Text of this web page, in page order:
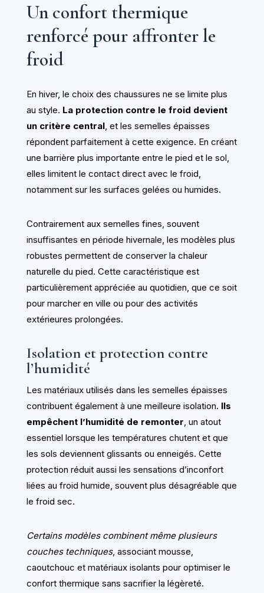
Un confort thermique
renforcé pour affronter le
froid
En hiver, le choix des chaussures ne se limite plus
au style. La protection contre le froid devient
un critère central, et les semelles épaisses
répondent parfaitement à cette exigence. En créant
une barrière plus importante entre le pied et le sol,
elles limitent le contact direct avec le froid,
notamment sur les surfaces gelées ou humides.
Contrairement aux semelles fines, souvent
insuffisantes en période hivernale, les modèles plus
robustes permettent de conserver la chaleur
naturelle du pied. Cette caractéristique est
particulièrement appréciée au quotidien, que ce soit
pour marcher en ville ou pour des activités
extérieures prolongées.
Isolation et protection contre
l’humidité
Les matériaux utilisés dans les semelles épaisses
contribuent également à une meilleure isolation. Ils
empêchent l’humidité de remonter , un atout
essentiel lorsque les températures chutent et que
les sols deviennent glissants ou enneigés. Cette
protection réduit aussi les sensations d’inconfort
liées au froid humide, souvent plus désagréable que
le froid sec.
Certains modèles combinent même plusieurs
couches techniques, associant mousse,
caoutchouc et matériaux isolants pour optimiser le
confort thermique sans sacrifier la légèreté.